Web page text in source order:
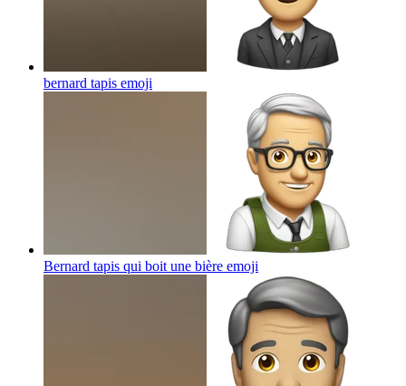
bernard tapis emoji
Bernard tapis qui boit une bière emoji